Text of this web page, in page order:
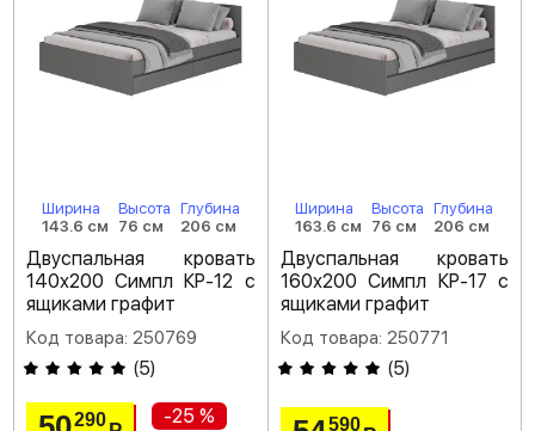
Ширина
143.6 см
Высота
76 см
Глубина
206 см
Двуспальная кровать
140х200 Симпл КР-12 с
ящиками графит
Код товара: 250769
(5)
290 -25 %
Ширина
163.6 см
Высота
76 см
Глубина
206 см
Двуспальная кровать
160х200 Симпл КР-17 с
ящиками графит
Код товара: 250771
(5)
590